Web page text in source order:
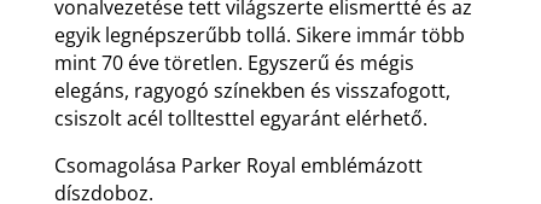
vonalvezetése tett világszerte elismertté és az
egyik legnépszerűbb tollá. Sikere immár több
mint 70 éve töretlen. Egyszerű és mégis
elegáns, ragyogó színekben és visszafogott,
csiszolt acél tolltesttel egyaránt elérhető.
Csomagolása Parker Royal emblémázott
díszdoboz.